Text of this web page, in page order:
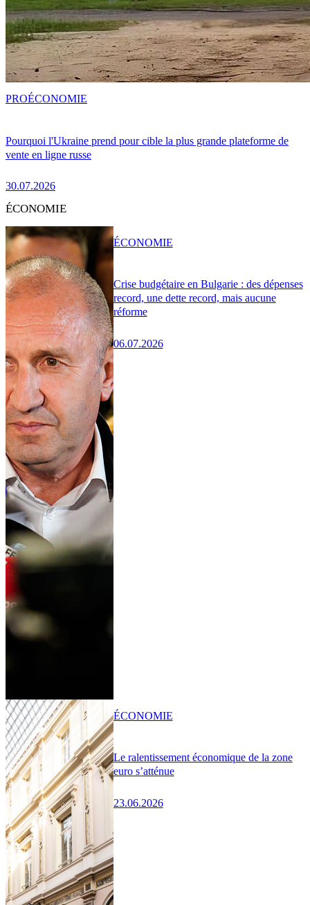
Pourquoi l'Ukraine prend pour cible la plus grande plateforme de
vente en ligne russe
30.07.2026
PROÉCONOMIE
ÉCONOMIE
Crise budgétaire en Bulgarie : des dépenses
record, une dette record, mais aucune
réforme
06.07.2026
ÉCONOMIE
Le ralentissement économique de la zone
euro s’atténue
23.06.2026
ÉCONOMIE